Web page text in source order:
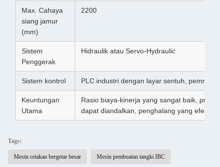
Max. Cahaya
siang jamur
(mm)
2200
Sistem
Penggerak
Hidraulik atau Servo-Hydraulic
Sistem kontrol PLC industri dengan layar sentuh,
Keuntungan
Utama
Rasio biaya-kinerja yang sangat baik,
dapat diandalkan, penghalang yang efektif
Tags:
Mesin cetakan bergetar besar Mesin pembuatan tangki IBC